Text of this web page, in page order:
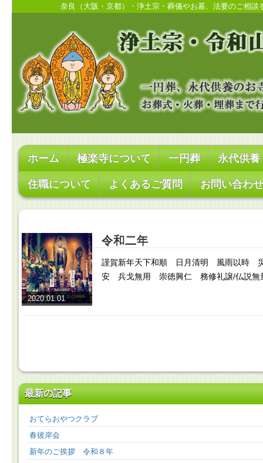
奈良（大阪・京都）・浄土宗・葬儀やお墓、法要のご相談
ホーム 極楽寺について 一円葬 永代供養
住職について よくあるご質問 お問い合わせ
2020.01.01
令和二年
謹賀新年天下和順 日月清明 風雨以時
安 兵戈無用 崇徳興仁 務修礼譲/仏説無
最新の記事
おてらおやつクラブ
春彼岸会
新年のご挨拶 令和８年